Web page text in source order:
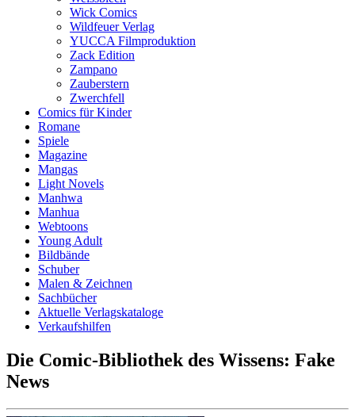
Wick Comics
Wildfeuer Verlag
YUCCA Filmproduktion
Zack Edition
Zampano
Zauberstern
Zwerchfell
Comics für Kinder
Romane
Spiele
Magazine
Mangas
Light Novels
Manhwa
Manhua
Webtoons
Young Adult
Bildbände
Schuber
Malen & Zeichnen
Sachbücher
Aktuelle Verlagskataloge
Verkaufshilfen
Die Comic-Bibliothek des Wissens: Fake
News